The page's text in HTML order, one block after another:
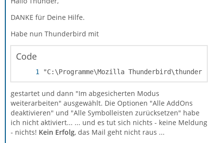
DANKE für Deine Hilfe.
Habe nun Thunderbird mit
Code
"C:\Programme\Mozilla
gestartet und dann "Im abgesicherten Modus
weiterarbeiten" ausgewählt. Die Optionen "Alle AddOns
deaktivieren" und "Alle Symbolleisten zurücksetzen" habe
ich nicht aktiviert... ... und es tut sich nichts - keine Meldung
- nichts! Kein Erfolg, das Mail geht nicht raus ...